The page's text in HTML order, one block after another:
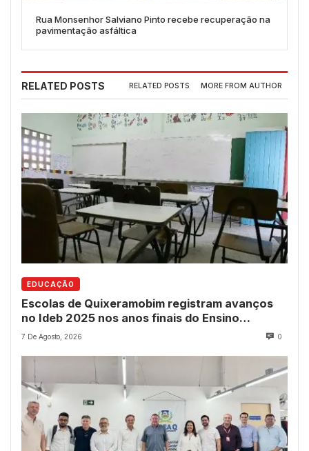
Rua Monsenhor Salviano Pinto recebe recuperação na
pavimentação asfáltica
RELATED POSTS RELATED POSTS MORE FROM AUTHOR
EDUCAÇÃO
Escolas de Quixeramobim registram avanços
no Ideb 2025 nos anos finais do Ensino
Fundamental
7 De Agosto, 2026 0